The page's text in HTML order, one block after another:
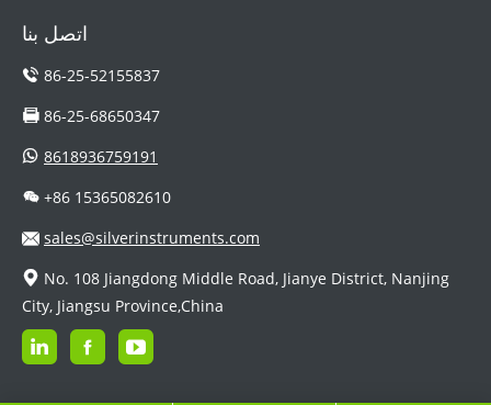
اتصل بنا
86-25-52155837
86-25-68650347
8618936759191
+86 15365082610
sales@silverinstruments.com
No. 108 Jiangdong Middle Road, Jianye District, Nanjing
City, Jiangsu Province,China